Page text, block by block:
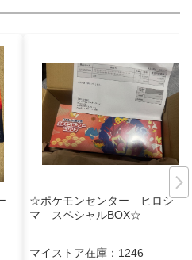
☆ポケモンセンター ヒロシ
マ スペシャルBOX☆
マイストア在庫： 1246